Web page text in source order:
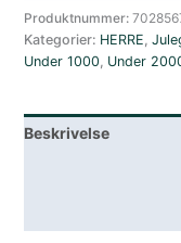
Merino
205
Shirt
Lichen/Caviar
antall
Produktnummer:
Kategorier: HERRE ,
Under 1000 Under
Beskrivelse